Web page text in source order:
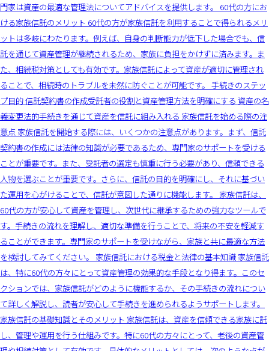
門家は資産の最適な管理法についてアドバイスを提供します。 60代の方にお
ける家族信託のメリット 60代の方が家族信託を利用することで得られるメリ
ットは多岐にわたります。例えば、自身の判断能力が低下した場合でも、信
託を通じて資産管理が継続されるため、家族に負担をかけずに済みます。ま
た、相続税対策としても有効です。家族信託によって資産が適切に管理され
ることで、相続時のトラブルを未然に防ぐことが可能です。 手続きのステッ
プ目的 信託契約書の作成受託者の役割と資産管理方法を明確にする 資産の名
義変更法的手続きを通じて資産を信託に組み入れる 家族信託を始める際の注
意点 家族信託を開始する際には、いくつかの注意点があります。まず、信託
契約書の作成には法律の知識が必要であるため、専門家のサポートを受ける
ことが重要です。また、受託者の選定も慎重に行う必要があり、信頼できる
人物を選ぶことが重要です。さらに、信託の目的を明確にし、それに基づい
た運用を心がけることで、信託が意図した通りに機能します。 家族信託は、
60代の方が安心して資産を管理し、次世代に継承するための強力なツールで
す。手続きの流れを理解し、適切な準備を行うことで、将来の不安を軽減す
ることができます。専門家のサポートを受けながら、家族と共に最適な方法
を検討してみてください。 家族信託における税金と法律の基本知識 家族信託
は、特に60代の方々にとって資産管理の効果的な手段となり得ます。このセ
クションでは、家族信託がどのように機能するか、その手続きの流れについ
て詳しく解説し、読者が安心して手続きを進められるようサポートします。
家族信託の基礎知識とそのメリット 家族信託は、資産を信頼できる家族に託
し、管理や運用を行う仕組みです。特に60代の方々にとって、老後の資産管